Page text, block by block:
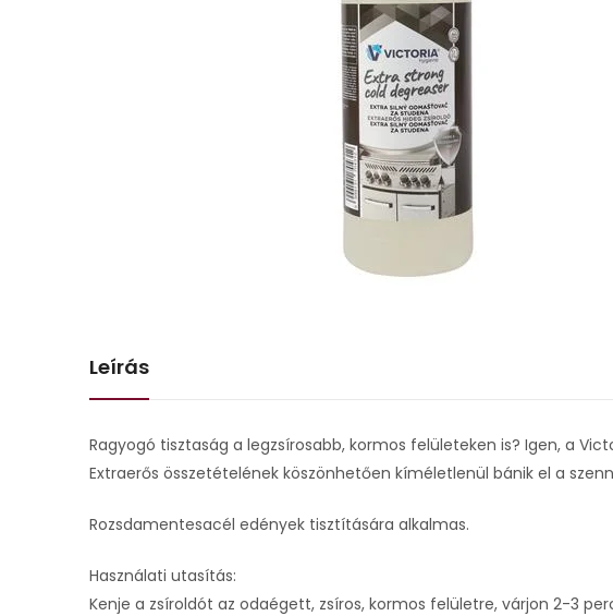
Leírás
Ragyogó tisztaság a legzsírosabb, kormos felületeken is? Igen, a
Extraerős összetételének köszönhetően kíméletlenül bánik el a
Rozsdamentesacél edények tisztítására alkalmas.
Használati utasítás:
Kenje a zsíroldót az odaégett, zsíros, kormos felületre, várjon 2-3